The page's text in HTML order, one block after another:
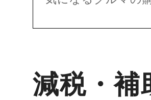
減税・補